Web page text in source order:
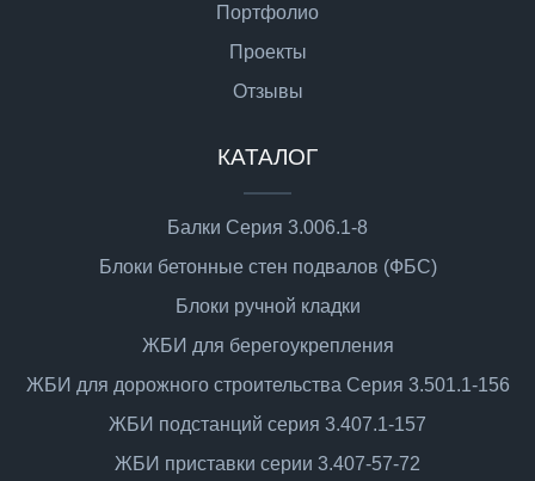
Портфолио
Проекты
Отзывы
КАТАЛОГ
Балки Cерия 3.006.1-8
Блоки бетонные стен подвалов (ФБС)
Блоки ручной кладки
ЖБИ для берегоукрепления
ЖБИ для дорожного строительства Серия 3.501.1-156
ЖБИ подстанций серия 3.407.1-157
ЖБИ приставки серии 3.407-57-72